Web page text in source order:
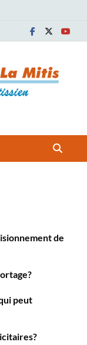
de
peut